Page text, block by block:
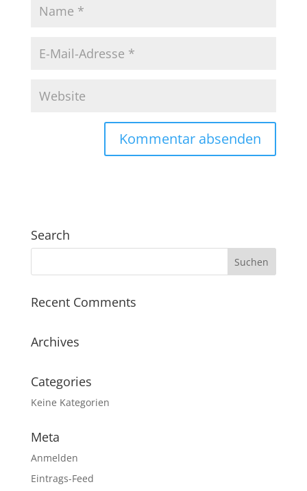
Search
Recent Comments
Archives
Categories
Keine Kategorien
Meta
Anmelden
Eintrags-Feed